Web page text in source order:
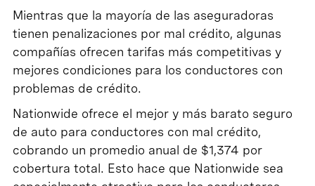
Mientras que la mayoría de las aseguradoras
tienen penalizaciones por mal crédito, algunas
compañías ofrecen tarifas más competitivas y
mejores condiciones para los conductores con
problemas de crédito.
Nationwide ofrece el mejor y más barato seguro
de auto para conductores con mal crédito,
cobrando un promedio anual de $1,374 por
cobertura total. Esto hace que Nationwide sea